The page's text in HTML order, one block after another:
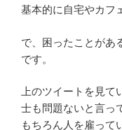
基本的に自宅やカフ
で、困ったことがあ
です。
上のツイートを見
士も問題ないと言っ
もちろん人を雇って